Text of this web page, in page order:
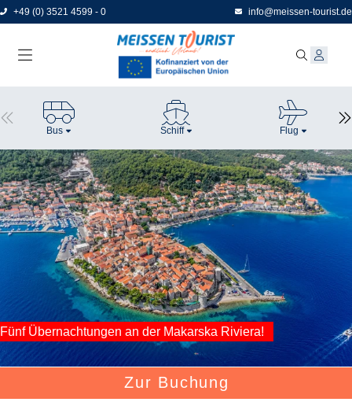
Direkt
zum
+49 (0) 3521 4599 - 0 info@meissen-tourist.de
Bus Schiff Flug
Fünf Übernachtungen an der Makarska Riviera!
Zur Buchung